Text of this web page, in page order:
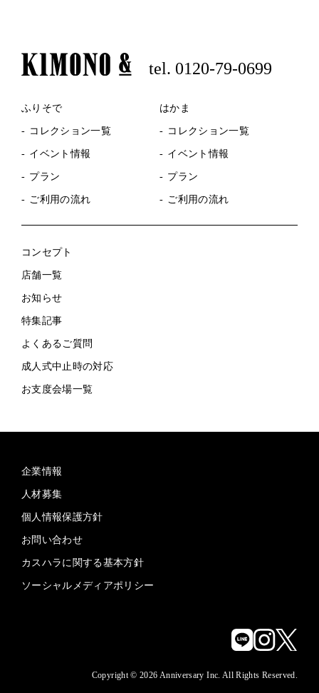
tel. 0120-79-0699
ふりそで
コレクション一覧
イベント情報
プラン
ご利用の流れ
はかま
コレクション一覧
イベント情報
プラン
ご利用の流れ
コンセプト
店舗一覧
お知らせ
特集記事
よくあるご質問
成人式中止時の対応
お支度会場一覧
企業情報
人材募集
個人情報保護方針
お問い合わせ
カスハラに関する基本方針
ソーシャルメディアポリシー
Copyright © 2026 Anniversary Inc. All Rights Reserved.